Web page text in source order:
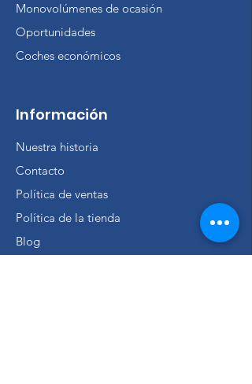
Monovolúmenes de ocasión
Oportunidades
Coches económicos
Información
Nuestra historia
Contacto
Política de ventas
Política de la tienda
Blog